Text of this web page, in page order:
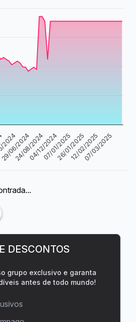
29/06/2024
24/08/2024
04/12/2024
07/01/2025
26/01/2025
12/02/2025
07/03/2025
DESCONTOS
grupo exclusivo e garanta
antes de todo mundo!